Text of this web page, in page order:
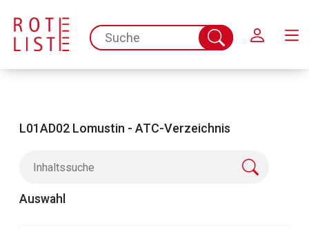
spc.search.input.placeholder
Suche
abschicken
L01AD02 Lomustin - ATC-Verzeichnis
Auswahl